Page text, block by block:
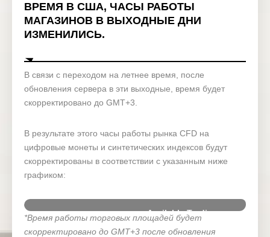
ВРЕМЯ В США, ЧАСЫ РАБОТЫ
МАГАЗИНОВ В ВЫХОДНЫЕ ДНИ
ИЗМЕНИЛИСЬ.
В связи с переходом на летнее время, после
обновления сервера в эти выходные, время будет
скорректировано до GMT+3.
В результате этого часы работы рынка CFD на
цифровые монеты и синтетических индексов будут
скорректированы в соответствии с указанным ниже
графиком:
Date
Available Trading
Hours
*Время работы торговых площадей будет
скорректировано до GMT+3 после обновления